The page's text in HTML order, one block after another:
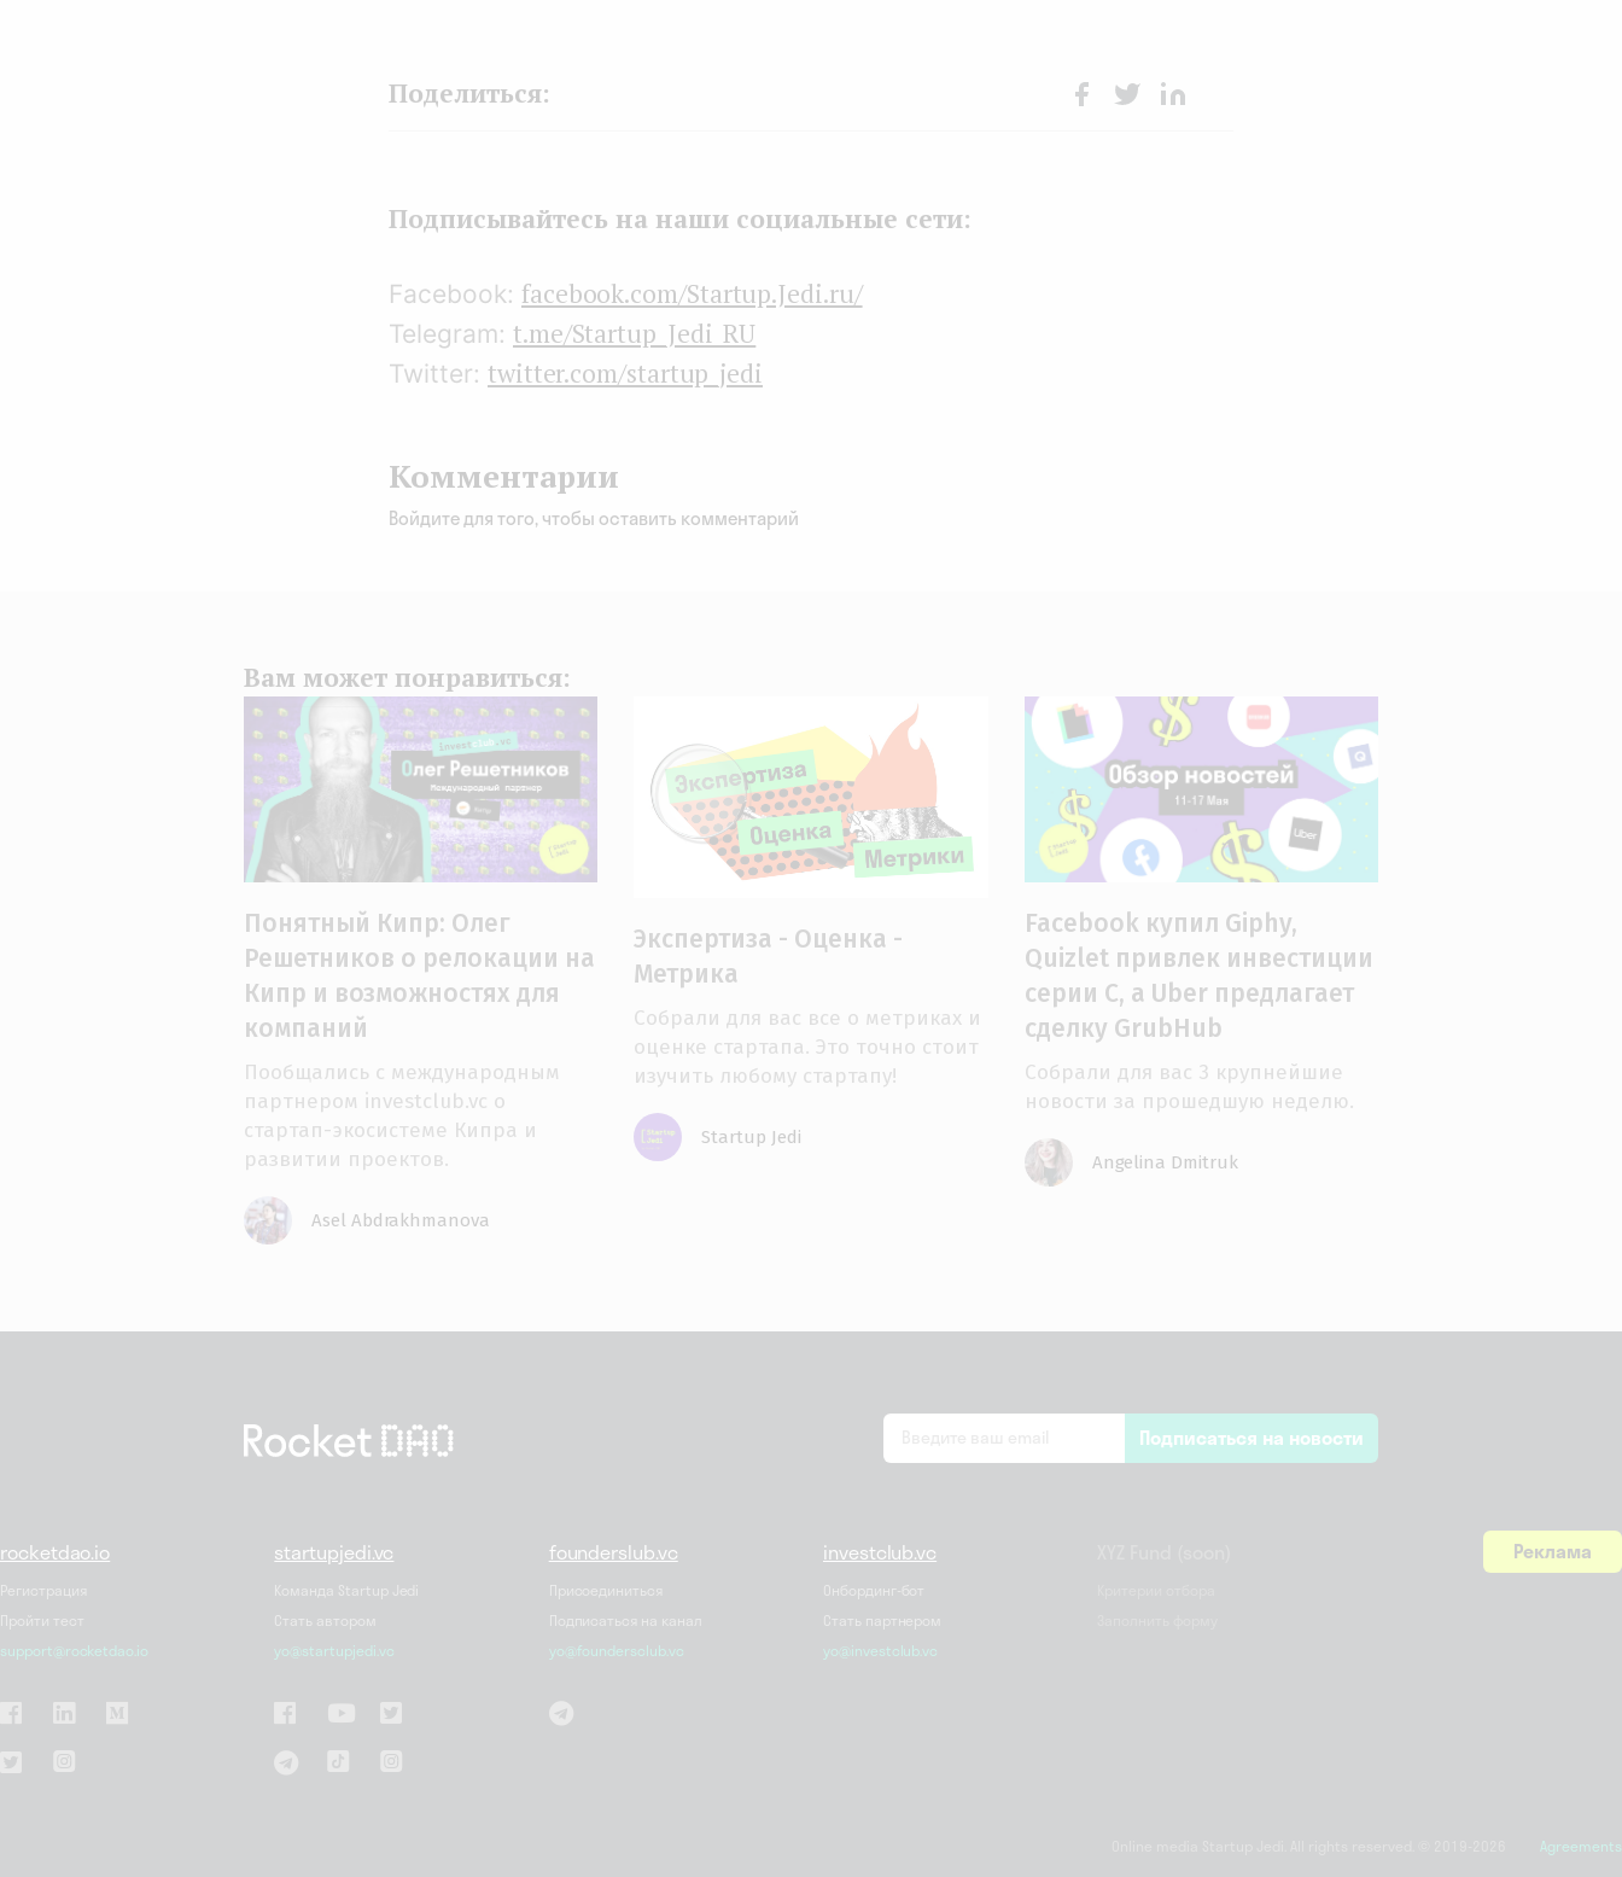
Подписывайтесь на наши социальные сети:
Facebook: facebook.com/Startup.Jedi.ru/
Telegram: t.me/Startup_Jedi_RU
Twitter: twitter.com/startup_jedi
Комментарии
Войдите для того, чтобы оставить комментарий
Вам может понравиться:
Понятный Кипр: Олег
Решетников о релокации на
Кипр и возможностях для
компаний
Пообщались с международным
партнером investclub.vc о
стартап-экосистеме Кипра и
развитии проектов.
Asel Abdrakhmanova
Экспертиза - Оценка -
Метрика
Собрали для вас все о метриках и
оценке стартапа. Это точно стоит
изучить любому стартапу!
Startup Jedi
Facebook купил Giphy,
Quizlet привлек инвестиции
серии С, а Uber предлагает
сделку GrubHub
Собрали для вас 3 крупнейшие
новости за прошедшую неделю.
Angelina Dmitruk
Подписаться на новости
rocketdao.io
Регистрация
Пройти тест
support@rocketdao.io
startupjedi.vc
Команда Startup Jedi
Стать автором
yo@startupjedi.vc
founderslub.vc
Присоединиться
Подписаться на канал
yo@foundersclub.vc
investclub.vc
Онбординг-бот
Стать партнером
yo@investclub.vc
Реклама
Agreements